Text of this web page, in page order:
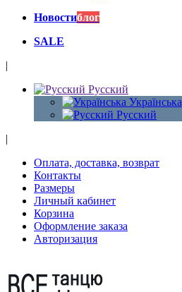
Новостиблог
SALE
|
Русский
Українська
Русский
|
Оплата, доставка, возврат
Контакты
Размеры
Личный кабинет
Корзина
Оформление заказа
Авторизация